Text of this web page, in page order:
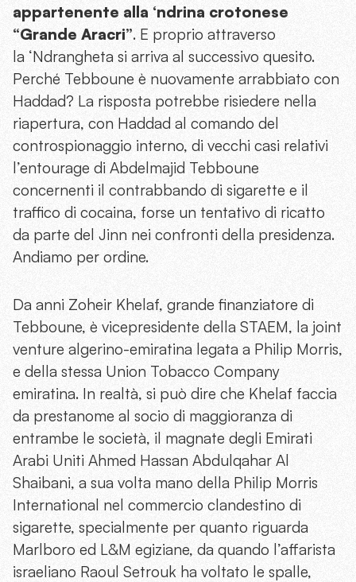
appartenente alla ‘ndrina crotonese
“Grande Aracri”. E proprio attraverso
la ‘Ndrangheta si arriva al successivo quesito.
Perché Tebboune è nuovamente arrabbiato con
Haddad? La risposta potrebbe risiedere nella
riapertura, con Haddad al comando del
controspionaggio interno, di vecchi casi relativi
l’entourage di Abdelmajid Tebboune
concernenti il contrabbando di sigarette e il
traffico di cocaina, forse un tentativo di ricatto
da parte del Jinn nei confronti della presidenza.
Andiamo per ordine.
Da anni Zoheir Khelaf, grande finanziatore di
Tebboune, è vicepresidente della STAEM, la joint
venture algerino-emiratina legata a Philip Morris,
e della stessa Union Tobacco Company
emiratina. In realtà, si può dire che Khelaf faccia
da prestanome al socio di maggioranza di
entrambe le società, il magnate degli Emirati
Arabi Uniti Ahmed Hassan Abdulqahar Al
Shaibani, a sua volta mano della Philip Morris
International nel commercio clandestino di
sigarette, specialmente per quanto riguarda
Marlboro ed L&M egiziane, da quando l’affarista
israeliano Raoul Setrouk ha voltato le spalle,